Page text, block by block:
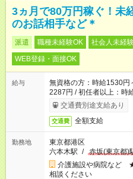
3ヵ月で80万円稼ぐ！未
のお話相手など＊
派遣 職種未経験OK 社会人未経
WEB登録・面接OK
給与
無資格の方：時給1530円
2287円 / 初任者以上：時
交通費別途支給あり
交通費 全額支給
勤務地
東京都港区
六本木駅 / 赤坂(東京都)
介護施設や病院など
相談ください